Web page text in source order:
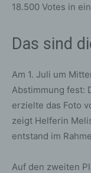
18.500 Votes in
Das sind
Am 1. Juli um
Abstimmung fest:
erzielte das Foto
zeigt Helferin
entstand im
Auf den zweiten